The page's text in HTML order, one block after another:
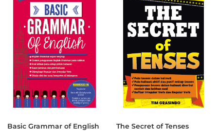
Basic Grammar of English The Secret of Tenses